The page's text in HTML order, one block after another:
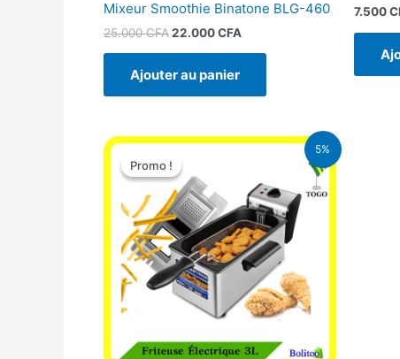
Mixeur Smoothie Binatone BLG-460
25.000CFA22.000CFA
Ajouter au panier
7.500
5%
Promo !
Promo !
Le
initial
était :
39.000 CFA.
Le
est :
37.000 CFA.